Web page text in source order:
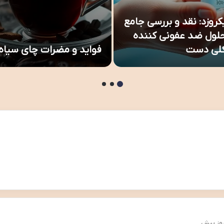
نقد و بررسی جامع
ضد عفونی کننده
دست
فواید و مضرات چای